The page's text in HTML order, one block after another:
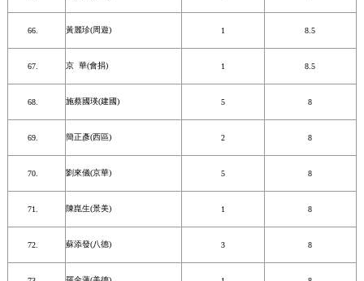
黃麗珍(周遊) 1 8.5
京 華(會捐) 1 8.5
施蔡國瑛(建國) 5 8
簡正彥(西區) 2 8
劉來儀(京華) 5 8
陳崑生(景美) 1 8
蘇添發(八德) 3 8